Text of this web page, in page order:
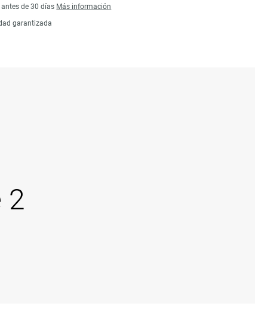
de 30 días Más información
garantizada
2